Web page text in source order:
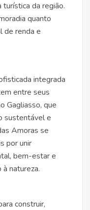
da região.
quanto
de renda e
integrada
entre seus
Gagliasso, que
sustentável e
Amoras se
por unir
bem-estar e
natureza.
construir,